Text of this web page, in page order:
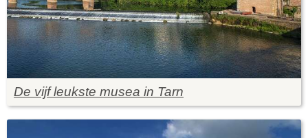
De vijf leukste musea in Tarn